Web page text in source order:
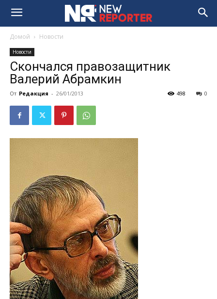
Домой Новости
Новости
Скончался правозащитник
Валерий Абрамкин
От Редакция - 26/01/2013 0
498